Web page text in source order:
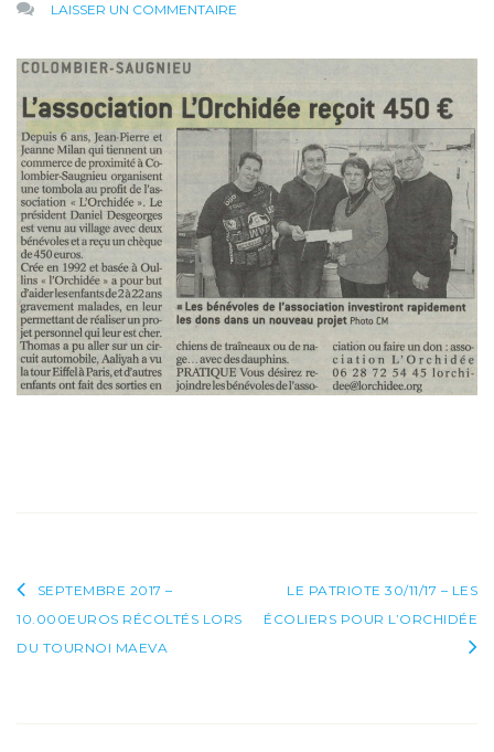
LAISSER UN COMMENTAIRE
PROGRÈS
–
L’ORCHIDÉE
REÇOIT
450EUROS
Navigation
de
SEPTEMBRE 2017 –
10.000EUROS RÉCOLTÉS LORS
DU TOURNOI MAEVA
LE PATRIOTE 30/11/17 – LES
ÉCOLIERS POUR L’ORCHIDÉE